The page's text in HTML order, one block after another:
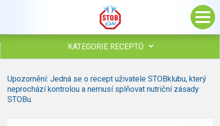
KATEGORIE RECEPTŮ
Polévky
Studená kuchyně
Upozornění: Jedná se o recept uživatele STOBklubu, který
neprochází kontrolou a nemusí splňovat nutriční zásady
STOBu.